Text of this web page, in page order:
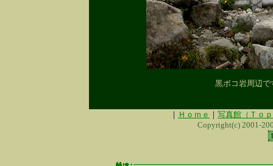
黒ボコ岩周辺
｜ Ｈｏｍｅ ｜ 写真館（Ｔｏ
Copyright(c) 2001-